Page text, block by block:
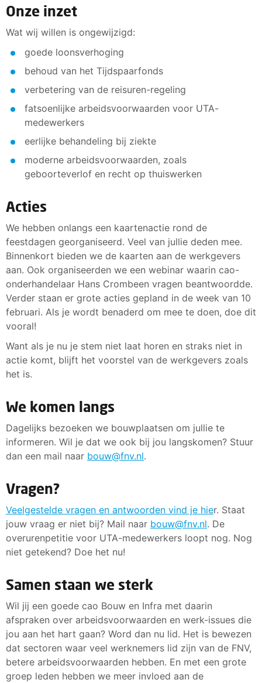
Onze inzet
Wat wij willen is ongewijzigd:
goede loonsverhoging
behoud van het Tijdspaarfonds
verbetering van de reisuren-regeling
fatsoenlijke arbeidsvoorwaarden voor UTA-
medewerkers
eerlijke behandeling bij ziekte
moderne arbeidsvoorwaarden, zoals
geboorteverlof en recht op thuiswerken
Acties
We hebben onlangs een kaartenactie rond de
feestdagen georganiseerd. Veel van jullie deden mee.
Binnenkort bieden we de kaarten aan de werkgevers
aan. Ook organiseerden we een webinar waarin cao-
onderhandelaar Hans Crombeen vragen beantwoordde.
Verder staan er grote acties gepland in de week van 10
februari. Als je wordt benaderd om mee te doen, doe dit
vooral!
Want als je nu je stem niet laat horen en straks niet in
actie komt, blijft het voorstel van de werkgevers zoals
het is.
We komen langs
Dagelijks bezoeken we bouwplaatsen om jullie te
informeren. Wil je dat we ook bij jou langskomen? Stuur
dan een mail naar bouw@fnv.nl.
Vragen?
Veelgestelde vragen en antwoorden vind je hier. Staat
jouw vraag er niet bij? Mail naar bouw@fnv.nl. De
overurenpetitie voor UTA-medewerkers loopt nog. Nog
niet getekend? Doe het nu!
Samen staan we sterk
Wil jij een goede cao Bouw en Infra met daarin
afspraken over arbeidsvoorwaarden en werk-issues die
jou aan het hart gaan? Word dan nu lid. Het is bewezen
dat sectoren waar veel werknemers lid zijn van de FNV,
betere arbeidsvoorwaarden hebben. En met een grote
groep leden hebben we meer invloed aan de